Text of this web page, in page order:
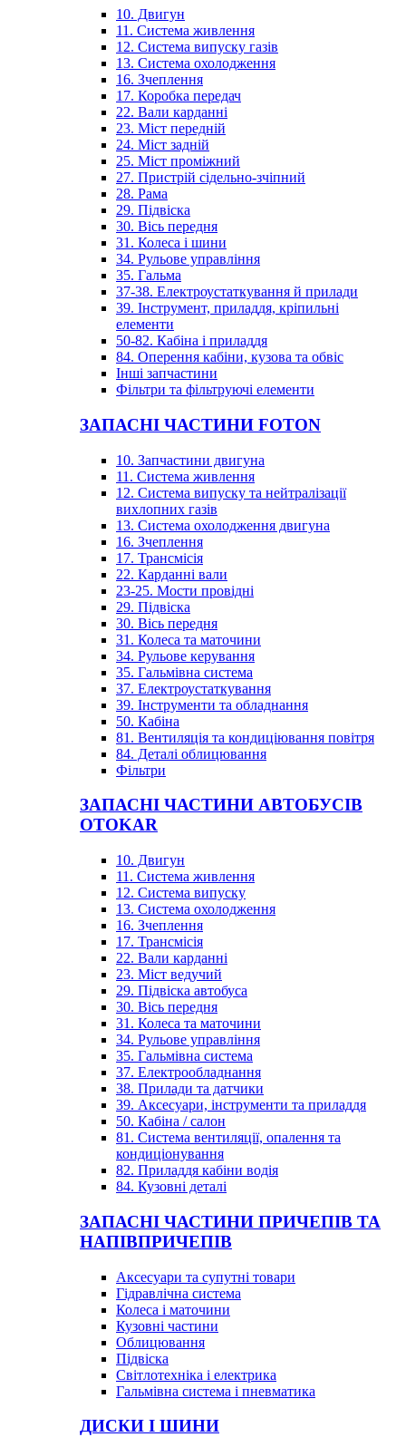
10. Двигун
11. Система живлення
12. Система випуску газів
13. Система охолодження
16. Зчеплення
17. Коробка передач
22. Вали карданні
23. Міст передній
24. Міст задній
25. Міст проміжний
27. Пристрій сідельно-зчіпний
28. Рама
29. Підвіска
30. Вісь передня
31. Колеса і шини
34. Рульове управління
35. Гальма
37-38. Електроустаткування й прилади
39. Інструмент, приладдя, кріпильні
елементи
50-82. Кабіна і приладдя
84. Оперення кабіни, кузова та обвіс
Інші запчастини
Фільтри та фільтруючі елементи
ЗАПАСНІ ЧАСТИНИ FOTON
10. Запчастини двигуна
11. Система живлення
12. Система випуску та нейтралізації
вихлопних газів
13. Система охолодження двигуна
16. Зчеплення
17. Трансмісія
22. Карданні вали
23-25. Мости провідні
29. Підвіска
30. Вісь передня
31. Колеса та маточини
34. Рульове керування
35. Гальмівна система
37. Електроустаткування
39. Інструменти та обладнання
50. Кабіна
81. Вентиляція та кондиціювання повітря
84. Деталі облицювання
Фільтри
ЗАПАСНІ ЧАСТИНИ АВТОБУСІВ
OTOKAR
10. Двигун
11. Система живлення
12. Система випуску
13. Система охолодження
16. Зчеплення
17. Трансмісія
22. Вали карданні
23. Міст ведучий
29. Підвіска автобуса
30. Вісь передня
31. Колеса та маточини
34. Рульове управління
35. Гальмівна система
37. Електрообладнання
38. Прилади та датчики
39. Аксесуари, інструменти та приладдя
50. Кабіна / салон
81. Система вентиляції, опалення та
кондиціонування
82. Приладдя кабіни водія
84. Кузовні деталі
ЗАПАСНІ ЧАСТИНИ ПРИЧЕПІВ ТА
НАПІВПРИЧЕПІВ
Аксесуари та супутні товари
Гідравлічна система
Колеса і маточини
Кузовні частини
Облицювання
Підвіска
Світлотехніка і електрика
Гальмівна система і пневматика
ДИСКИ І ШИНИ